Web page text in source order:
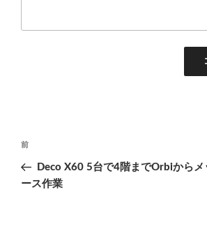
投
前
の
前
Deco X60 5台で4階までOrbiから
ース作業